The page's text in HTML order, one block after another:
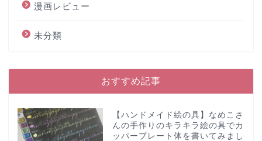
漫画レビュー
未分類
おすすめ記事
【ハンドメイド絵の具】なめこさ
んの手作りのキラキラ絵の具でカ
ッパープレート体を書いてみまし